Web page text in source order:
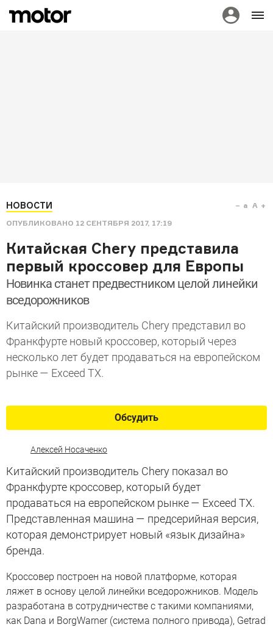
НОВОСТИ
ОПУБЛИКОВАНО 12 СЕНТЯБРЯ 2017, 17:19
a A
Китайская Chery представила
первый кроссовер для Европы
Новинка станет предвестником целой линейки
вседорожников
Китайский производитель Chery представил во
Франкфурте новый кроссовер, который через
несколько лет будет продаваться на европейском
рынке — Exceed TX.
Обсудить
Алексей Носаченко
Китайский производитель Chery показал во
Франкфурте кроссовер, который будет
продаваться на европейском рынке — Exceed TX.
Представленная машина — предсерийная версия,
которая демонстрирует новый «язык дизайна»
бренда.
Кроссовер построен на новой платформе, которая
ляжет в основу целой линейки вседорожников. Модель
разработана в сотрудничестве с такими компаниями,
как Dana и BorgWarner (система полного привода), Getrad